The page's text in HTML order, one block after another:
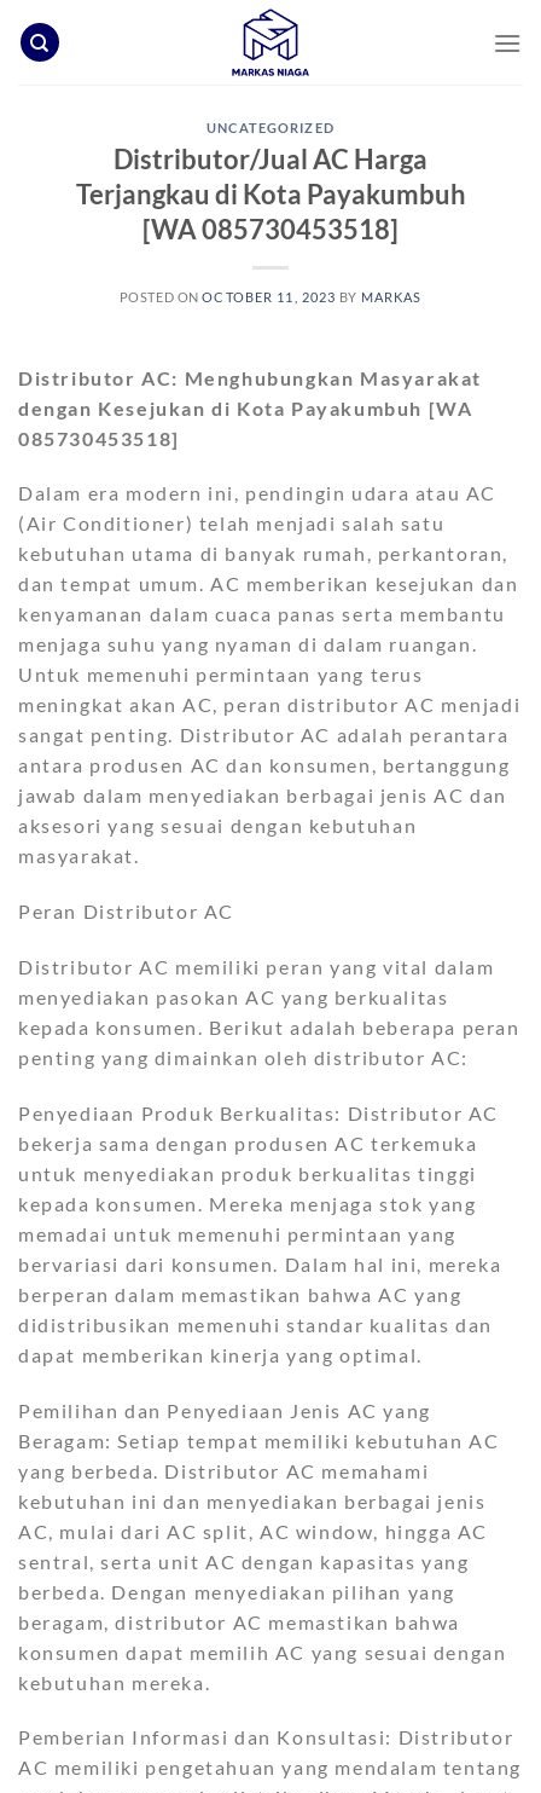
to
UNCATEGORIZED
Distributor/Jual AC Harga
Terjangkau di Kota Payakumbuh
[WA 085730453518]
POSTED ONOCTOBER 11, 2023 BY MARKAS
Distributor AC: Menghubungkan Masyarakat
dengan Kesejukandi Kota Payakumbuh [WA
085730453518]
Dalam era modern ini, pendingin udara atau AC
(Air Conditioner) telah menjadi salah satu
kebutuhan utama di banyak rumah, perkantoran,
dan tempat umum. AC memberikan kesejukan dan
kenyamanan dalam cuaca panas serta membantu
menjaga suhu yang nyaman di dalam ruangan.
Untuk memenuhi permintaan yang terus
meningkat akan AC, peran distributor AC menjadi
sangat penting. Distributor AC adalah perantara
antara produsen AC dan konsumen, bertanggung
jawab dalam menyediakan berbagai jenis AC dan
aksesori yang sesuai dengan kebutuhan
masyarakat.
Peran Distributor AC
Distributor AC memiliki peran yang vital dalam
menyediakan pasokan AC yang berkualitas
kepada konsumen. Berikut adalah beberapa peran
penting yang dimainkan oleh distributor AC:
Penyediaan Produk Berkualitas: Distributor AC
bekerja sama dengan produsen AC terkemuka
untuk menyediakan produk berkualitas tinggi
kepada konsumen. Mereka menjaga stok yang
memadai untuk memenuhi permintaan yang
bervariasi dari konsumen. Dalam hal ini, mereka
berperan dalam memastikan bahwa AC yang
didistribusikan memenuhi standar kualitas dan
dapat memberikan kinerja yang optimal.
Pemilihan dan Penyediaan Jenis AC yang
Beragam: Setiap tempat memiliki kebutuhan AC
yang berbeda. Distributor AC memahami
kebutuhan ini dan menyediakan berbagai jenis
AC, mulai dari AC split, AC window, hingga AC
sentral, serta unit AC dengan kapasitas yang
berbeda. Dengan menyediakan pilihan yang
beragam, distributor AC memastikan bahwa
konsumen dapat memilih AC yang sesuai dengan
kebutuhan mereka.
Pemberian Informasi dan Konsultasi: Distributor
AC memiliki pengetahuan yang mendalam tentang